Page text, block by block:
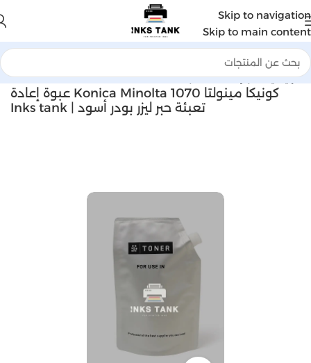
Skip to navigation
Skip to main content
الرئيسية احبار اعاده التعبئه
كونيكا مينولتا Konica Minolta 1070 عبوة إعادة
تعبئة حبر ليزر بودر أسود | Inks tank